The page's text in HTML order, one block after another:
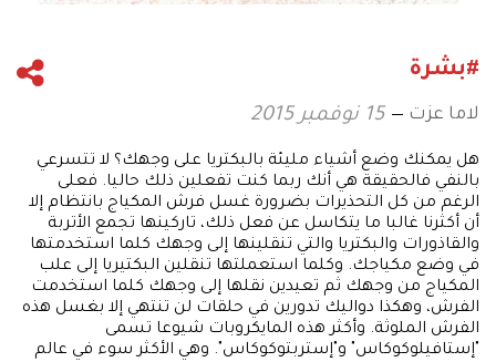
#بشرة
لاما عزت 15 نوفمبر 2015
هل يمكنك وضع أشياء مليئة بالبكتريا على وجهك؟ لا تتسرعي
بالنفي فالحقيقة هي أنك ربما كنت تفعلين ذلك حاليا. فعلى
الرغم من كل التحذيرات بضرورة غسل فرش المكياج بانتظام إلا
أن أكثرنا غالبا ما يتكاسل عن فعل ذلك، تاركينها تجمع الأتربة
والقاذورات والبكتريا والتي تنقلينها إلى وجهك كلما استخدمتها
في وضع مكياجك. وكلما استعملتها تنقلين البكتيريا إلى علب
المكياج من وجهك ثم تعيدين نقلها إلى وجهك كلما استخدمت
الفرش، وهكذا دواليك تدورين في حلقات لن تنتهي إلا بغسل هذه
الفرش الملوثة. وأكثر هذه المايكروبات شيوعا تسمى
"إستافيلوكوكاس" و"إستربتوكوكاس". وهي الأكثر سوء في عالم